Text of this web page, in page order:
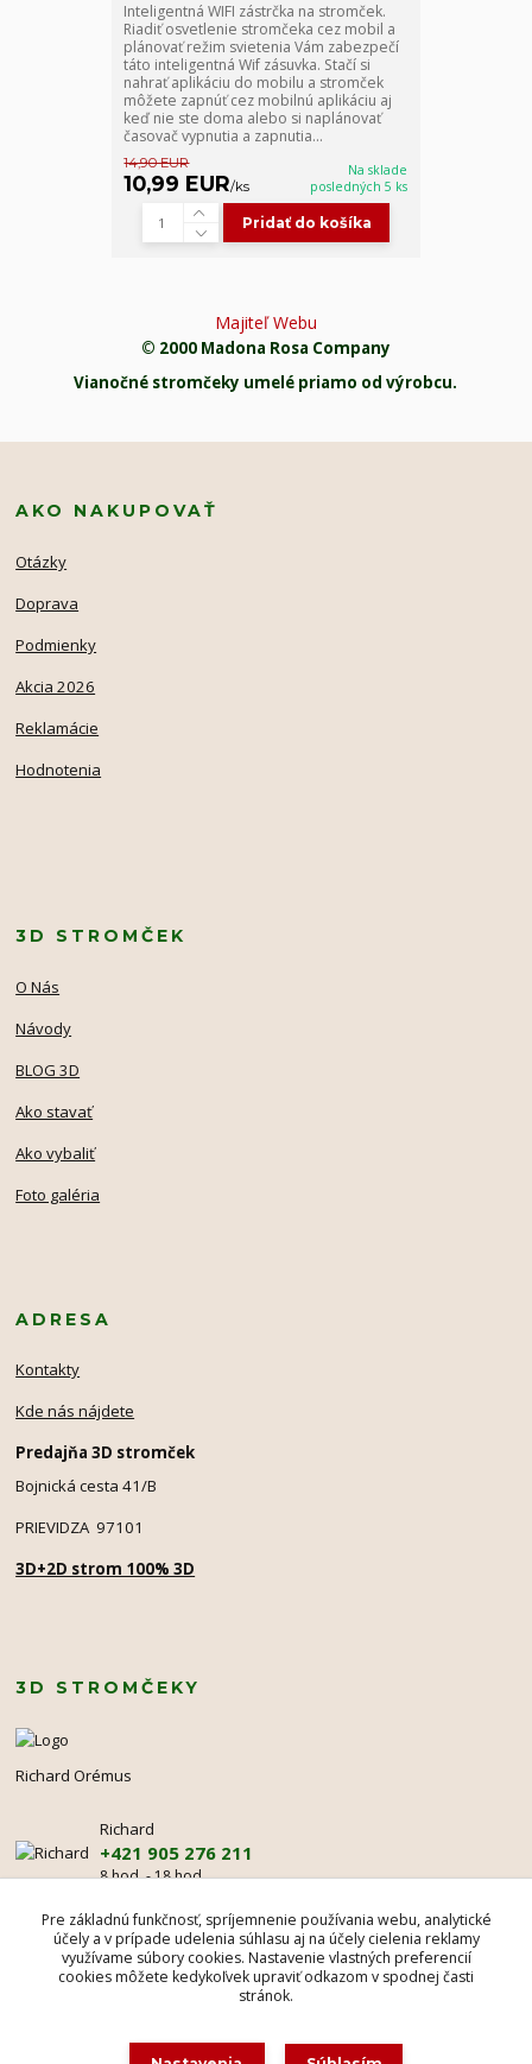
Inteligentná WIFI zástrčka na stromček.
Riadiť osvetlenie stromčeka cez mobil a
plánovať režim svietenia Vám zabezpečí
táto inteligentná Wif zásuvka. Stačí si
nahrať aplikáciu do mobilu a stromček
môžete zapnúť cez mobilnú aplikáciu aj
keď nie ste doma alebo si naplánovať
časovač vypnutia a zapnutia...
14,90 EUR
10,99 EUR/ks
Na sklade
posledných 5 ks
Pridať do košíka
Majiteľ Webu
© 2000 Madona Rosa Company
Vianočné stromčeky umelé priamo od výrobcu.
AKO NAKUPOVAŤ
Otázky
Doprava
Podmienky
Akcia 2026
Reklamácie
Hodnotenia
3D STROMČEK
O Nás
Návody
BLOG 3D
Ako stavať
Ako vybaliť
Foto galéria
ADRESA
Kontakty
Kde nás nájdete
Predajňa 3D stromček
Bojnická cesta 41/B
PRIEVIDZA 97101
3D+2D strom 100% 3D
3D STROMČEKY
Richard Orémus
Richard
+421 905 276 211
8 hod. - 18 hod.
mr@3dstromcek.sk
Pre základnú funkčnosť, spríjemnenie používania webu, analytické
účely a v prípade udelenia súhlasu aj na účely cielenia reklamy
využívame súbory cookies. Nastavenie vlastných preferencií
cookies môžete kedykoľvek upraviť odkazom v spodnej časti
stránok.